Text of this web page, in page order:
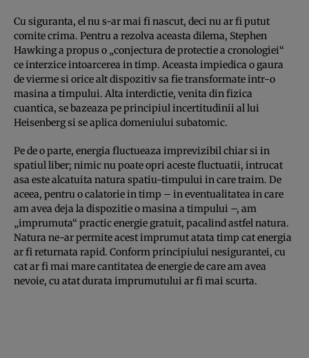
Cu siguranta, el nu s-ar mai fi nascut, deci nu ar fi putut
comite crima. Pentru a rezolva aceasta dilema, Ste­phen
Hawking a propus o „conjectura de pro­tec­tie a cronologiei“
ce interzice in­toar­ce­rea in timp. Aceasta impiedica o gaura
de vierme si orice alt dispozitiv sa fie transformate intr-o
masina a timpu­lui. Alta interdictie, venita din fizica
cuantica, se bazeaza pe principiul incertitudinii al lui
Heisenberg si se aplica domeniului subatomic.
Pe de o parte, energia fluctueaza imprevizibil chiar si in
spatiul liber; nimic nu poate opri aceste fluctuatii, intrucat
asa este alcatuita natura spatiu-timpului in care traim. De
aceea, pentru o calatorie in timp – in eventualitatea in care
am avea deja la dispozitie o masina a timpului –, am
„imprumuta“ practic energie gratuit, pacalind astfel natura.
Natura ne-ar permite acest imprumut atata timp cat energia
ar fi returnata rapid. Conform principiului nesigurantei, cu
cat ar fi mai mare cantitatea de energie de care am avea
nevoie, cu atat durata impru­mu­tului ar fi mai scurta.